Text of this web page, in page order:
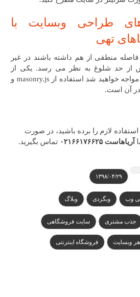
های طراحی وبسایت ​با
تهی
منطقی از هم داشته باشند در غیر
از حد شلوغ به نظر می رسد. یکی از
مواردی که بسیار با آن مواجه خواهید شد استفاده از masonry.js و
در آن است.
استفاده لازم را برده باشید، در صورت
آریاهاست ۰۲۱۶۶۱۷۶۶۲۵ تماس بگیرید.
۱۳۹۸/۰۴/۲۹
وب وبگردی وبلاگ
جذب مشتری سایت فروشگاهی
وبسایت فروشگاه اینترنتی